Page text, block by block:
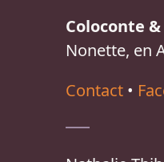
Coloconte &
Nonette, en
Contact •